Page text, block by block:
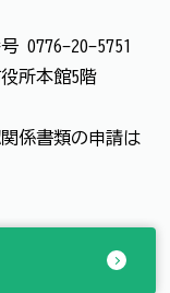
0776-20-5751
所本館5階
係書類の申請は